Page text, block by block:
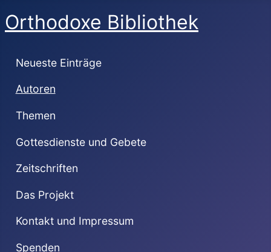
Orthodoxe Bibliothek
Neueste Einträge
Autoren
Themen
Gottesdienste und Gebete
Zeitschriften
Das Projekt
Kontakt und Impressum
Spenden